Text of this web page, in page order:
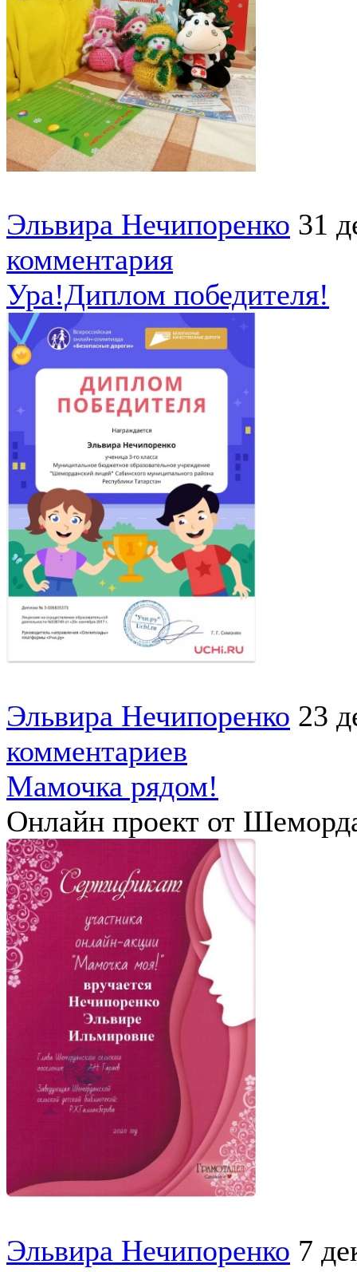
Эльвира Нечипоренко 31
комментария
Ура!Диплом победителя!
Эльвира Нечипоренко 23
комментариев
Мамочка рядом!
Онлайн проект от
Эльвира Нечипоренко 7